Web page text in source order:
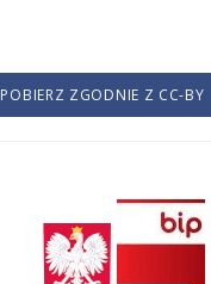
POBIERZ ZGODNIE Z CC-BY